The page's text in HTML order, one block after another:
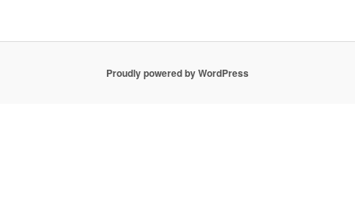
Proudly powered by WordPress